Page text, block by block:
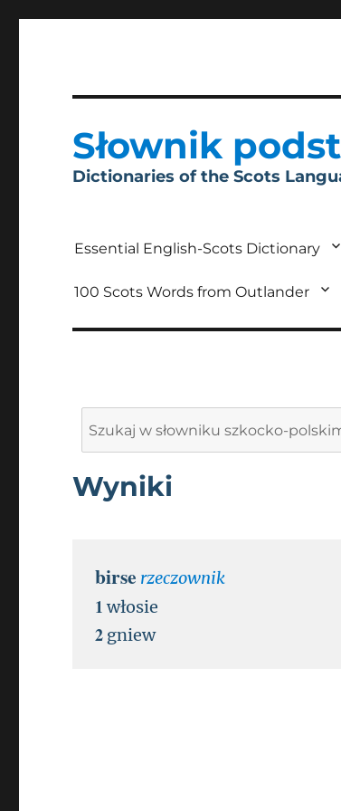
Słownik
Dictionaries of the Scots
Essential English-Scots Dictionary
100 Scots Words from Outlander
Wyniki
birse rzeczownik
1 włosie
2 gniew